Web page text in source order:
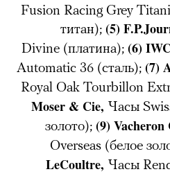
Fusion Racing Grey
титан); (5)
Divine(платина); (6)
Automatic 36 (сталь); (7)
Royal Oak Tourbillon
Moser & Cie, Часы
золото); (9)Vacheron
Overseas (белое
LeCoultre, Часы